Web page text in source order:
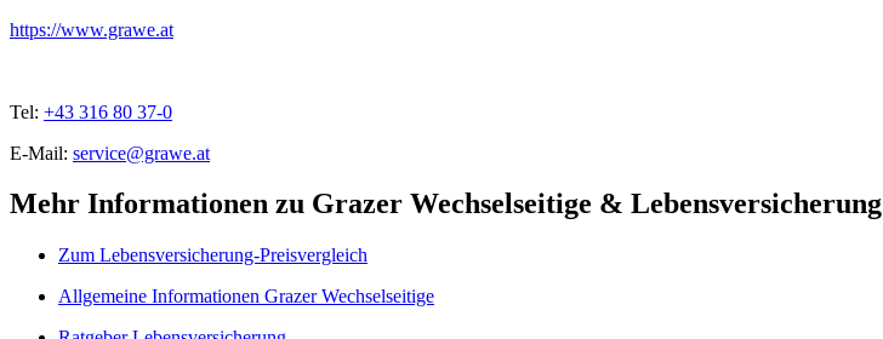
https://www.grawe.at
Tel: +43 316 80 37-0
E-Mail: service@grawe.at
Mehr Informationen zu Grazer Wechselseitige & Lebensversicherung
Zum Lebensversicherung-Preisvergleich
Allgemeine Informationen Grazer Wechselseitige